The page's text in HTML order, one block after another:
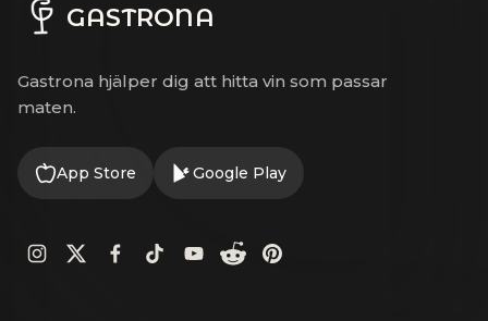
GASTRONA
Gastrona hjälper dig att hitta vin som passar
maten.
App Store Google Play